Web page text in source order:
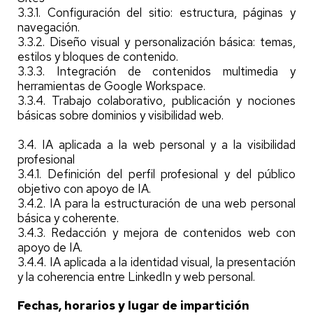
3.3.1. Configuración del sitio: estructura, páginas y
navegación.
3.3.2. Diseño visual y personalización básica: temas,
estilos y bloques de contenido.
3.3.3. Integración de contenidos multimedia y
herramientas de Google Workspace.
3.3.4. Trabajo colaborativo, publicación y nociones
básicas sobre dominios y visibilidad web.
3.4. IA aplicada a la web personal y a la visibilidad
profesional
3.4.1. Definición del perfil profesional y del público
objetivo con apoyo de IA.
3.4.2. IA para la estructuración de una web personal
básica y coherente.
3.4.3. Redacción y mejora de contenidos web con
apoyo de IA.
3.4.4. IA aplicada a la identidad visual, la presentación
y la coherencia entre LinkedIn y web personal.
Fechas, horarios y lugar de impartición